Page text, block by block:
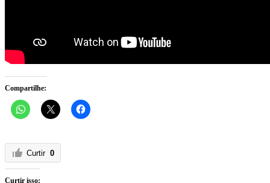
Compartilhe:
Curtir 0
Curtir isso: